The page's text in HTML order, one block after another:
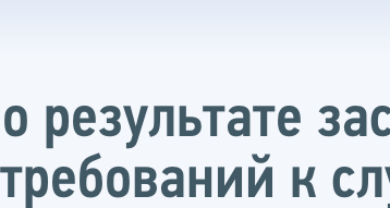
результате
к